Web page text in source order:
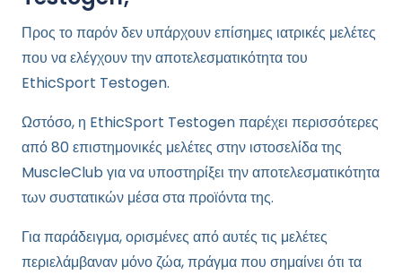
Προς το παρόν δεν υπάρχουν επίσημες ιατρικές μελέτες
που να ελέγχουν την αποτελεσματικότητα του
EthicSport Testogen.
Ωστόσο, η EthicSport Testogen παρέχει περισσότερες
από 80 επιστημονικές μελέτες στην ιστοσελίδα της
MuscleClub για να υποστηρίξει την αποτελεσματικότητα
των συστατικών μέσα στα προϊόντα της.
Για παράδειγμα, ορισμένες από αυτές τις μελέτες
περιελάμβαναν μόνο ζώα, πράγμα που σημαίνει ότι τα